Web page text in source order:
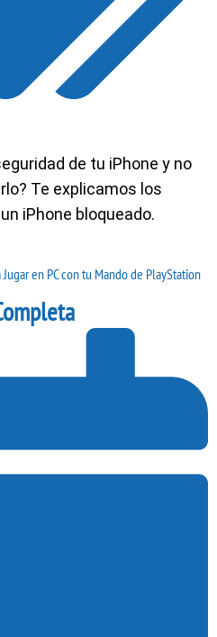
de tu iPhone y no
Te explicamos los
iPhone bloqueado.